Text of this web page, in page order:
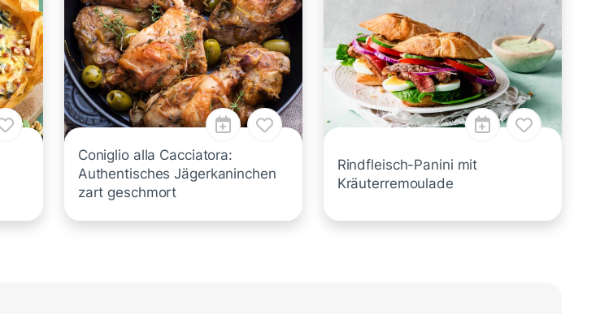
Coniglio alla Cacciatora:
Authentisches Jägerkaninchen
zart geschmort
Rindfleisch-Panini mit
Kräuterremoulade